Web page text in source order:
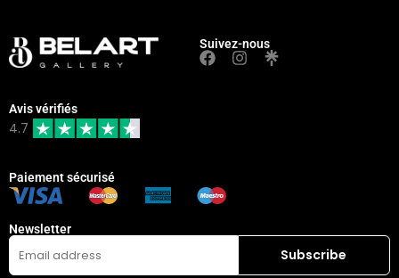
Suivez-nous
Avis vérifiés
4.7
Paiement sécurisé
Newsletter